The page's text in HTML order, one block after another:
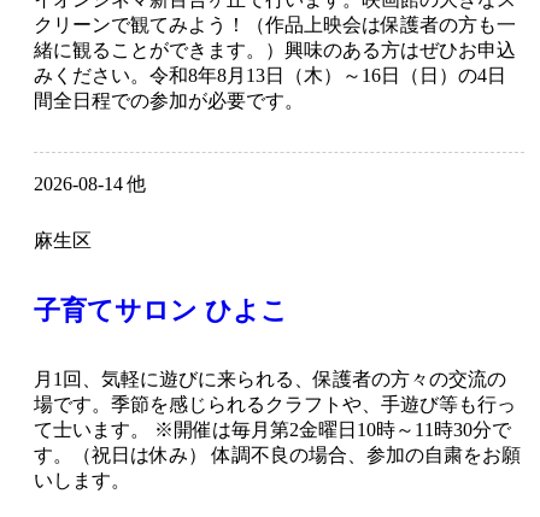
クリーンで観てみよう！（作品上映会は保護者の方も一
緒に観ることができます。）興味のある方はぜひお申込
みください。令和8年8月13日（木）～16日（日）の4日
間全日程での参加が必要です。
2026-08-14 他
麻生区
子育てサロン ひよこ
月1回、気軽に遊びに来られる、保護者の方々の交流の
場です。季節を感じられるクラフトや、手遊び等も行っ
て士います。 ※開催は毎月第2金曜日10時～11時30分で
す。（祝日は休み） 体調不良の場合、参加の自粛をお願
いします。